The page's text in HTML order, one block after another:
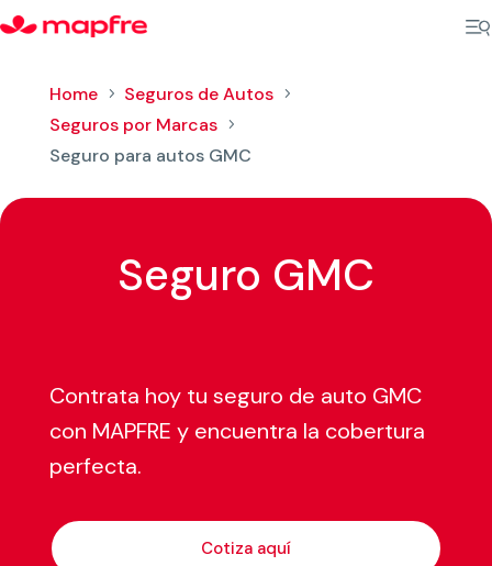
Home 5 Seguros de Autos 5
Seguros por Marcas 5
Seguro para autos GMC
Seguro GMC
Contrata hoy tu seguro de auto GMC
con MAPFRE y encuentra la cobertura
perfecta.
Cotiza aquí